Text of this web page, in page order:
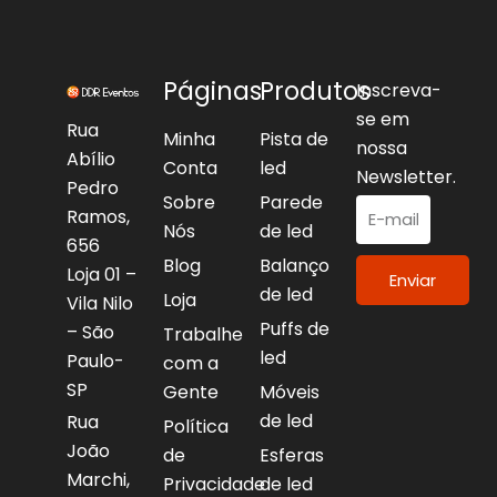
Rua
Abílio
Pedro
Ramos,
656
Loja 01 –
Vila Nilo
– São
Paulo-
SP
Rua
João
Marchi,
Páginas
Minha
Conta
Sobre
Nós
Blog
Loja
Trabalhe
com a
Gente
Política
de
Privacidade
Produtos
Pista de
led
Parede
de led
Balanço
de led
Puffs de
led
Móveis
de led
Esferas
de led
Inscreva-
se em
nossa
Newsletter.
Enviar